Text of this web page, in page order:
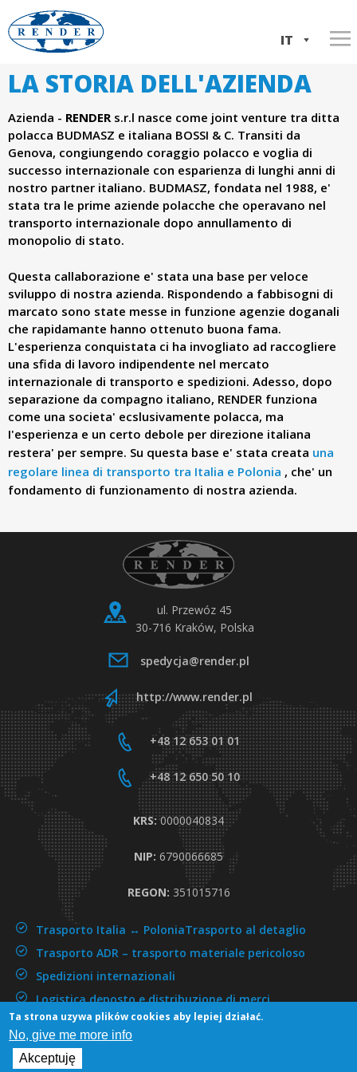
al
principale
w
w
w
.
r
e
d
e
r
.
IT
PL
Home
Servizi
Trasporto Italia ⇆ Polonia
Trasporto ADR
Spedizioni internazionali
Logistica,deposto e distribuzione di merci
Informazioni sulla società
La storia dell'azienda
Documenti aziendali
La nostra flotta
Contatto
LA STORIA DELL'AZIENDA
Azienda - RENDERs.r.l nasce come joint venture tra ditta
polacca BUDMASZ e italiana BOSSI & C. Transiti da
Genova, congiungendo coraggio polacco e voglia di
successo internazionale con esparienza di lunghi anni di
nostro partner italiano. BUDMASZ, fondata nel 1988, e'
stata tra le prime aziende polacche che operavano nel
transporto internazionale dopo annullamento di
monopolio di stato.
Questa callaborazione e' stata una base per veloce
sviluppo di nostra azienda. Rispondendo a fabbisogni di
marcato sono state messe in funzione agenzie doganali
che rapidamante hanno ottenuto buona fama.
L'esperienza conquistata ci ha invogliato ad raccogliere
una sfida di lavoro indipendente nel mercato
internazionale di transporto e spedizioni. Adesso, dopo
separazione da compagno italiano, RENDER funziona
come una societa' ecslusivamente polacca, ma
I'esperienza e un certo debole per direzione italiana
restera' per sempre. Su questa base e' stata creata una
regolare linea di transporto tra Italia e Polonia , che' un
fondamento di funzionamento di nostra azienda.
ul. Przewóz 45
30-716 Kraków, Polska
spedycja@render.pl
http://www.render.pl
+48 12 653 01 01
+48 12 650 50 10
KRS:0000040834
NIP: 6790066685
REGON: 351015716
Trasporto Italia ↔ PoloniaTrasporto al detaglio
Trasporto ADR – trasporto materiale pericoloso
Spedizioni internazionali
Logistica,deposto e distribuzione di merci
Copyright © 2016 by render. All right reserved
Ta strona uzywa plików cookies aby lepiej działać.
No, give me more info
Akceptuję